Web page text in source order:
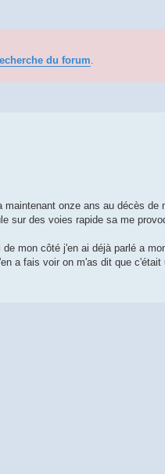
du forum.
onze ans au décès de
sur des voies rapide sa me
mon côté j'en ai déjà parlé a
a fais voir on m'as dit que